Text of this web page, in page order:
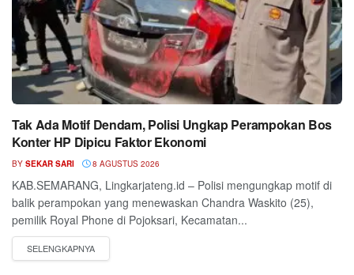
Tak Ada Motif Dendam, Polisi Ungkap Perampokan Bos
Konter HP Dipicu Faktor Ekonomi
BY SEKAR SARI 8 AGUSTUS 2026
KAB.SEMARANG, Lingkarjateng.id – Polisi mengungkap motif di
balik perampokan yang menewaskan Chandra Waskito (25),
pemilik Royal Phone di Pojoksari, Kecamatan...